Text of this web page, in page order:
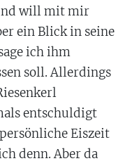
will mit mir
ein Blick in seine
ich ihm
soll. Allerdings
entschuldigt
Eiszeit
denn. Aber da